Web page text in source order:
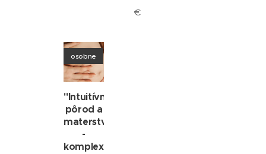
€
"Intuitívny
pôrod a
materstvo"
-
komplexná
osobne